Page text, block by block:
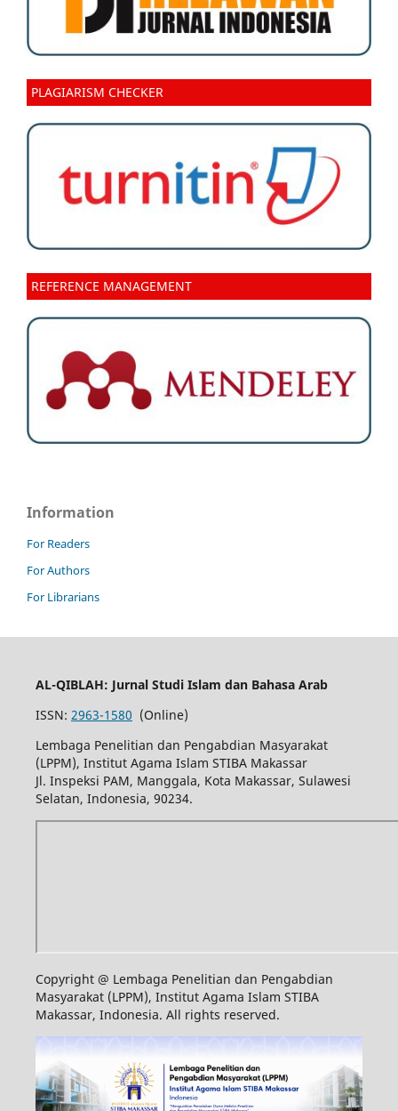
PLAGIARISM CHECKER
REFERENCE MANAGEMENT
Information
For Readers
For Authors
For Librarians
AL-QIBLAH: Jurnal Studi Islam dan Bahasa Arab
ISSN: 2963-1580 (Online)
Lembaga Penelitian dan Pengabdian Masyarakat
(LPPM), Institut Agama Islam STIBA Makassar
Jl. Inspeksi PAM, Manggala, Kota Makassar, Sulawesi
Selatan, Indonesia, 90234.
Copyright @ Lembaga Penelitian dan Pengabdian
Masyarakat (LPPM), Institut Agama Islam STIBA
Makassar, Indonesia. All rights reserved.